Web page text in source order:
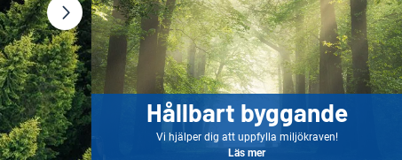
Hållbart byggande
Vi hjälper dig att uppfylla miljökraven!
Läs mer